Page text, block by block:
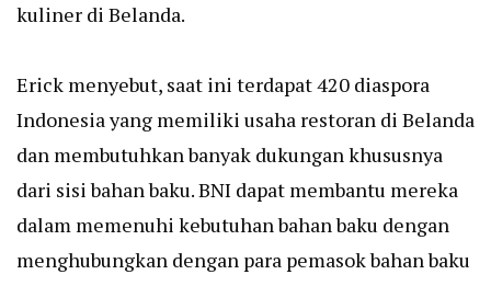
kuliner di Belanda.
Erick menyebut, saat ini terdapat 420 diaspora
Indonesia yang memiliki usaha restoran di Belanda
dan membutuhkan banyak dukungan khususnya
dari sisi bahan baku. BNI dapat membantu mereka
dalam memenuhi kebutuhan bahan baku dengan
menghubungkan dengan para pemasok bahan baku